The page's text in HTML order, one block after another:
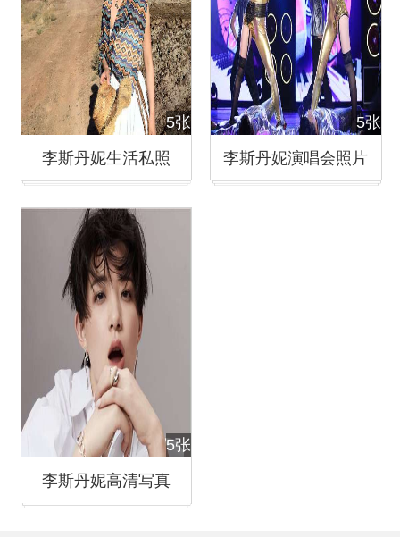
5张
李斯丹妮生活私照
5张
李斯丹妮演唱会照片
5张
李斯丹妮高清写真